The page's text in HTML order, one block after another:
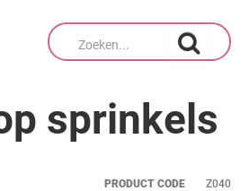
sprinkels
PRODUCT CODE Z040